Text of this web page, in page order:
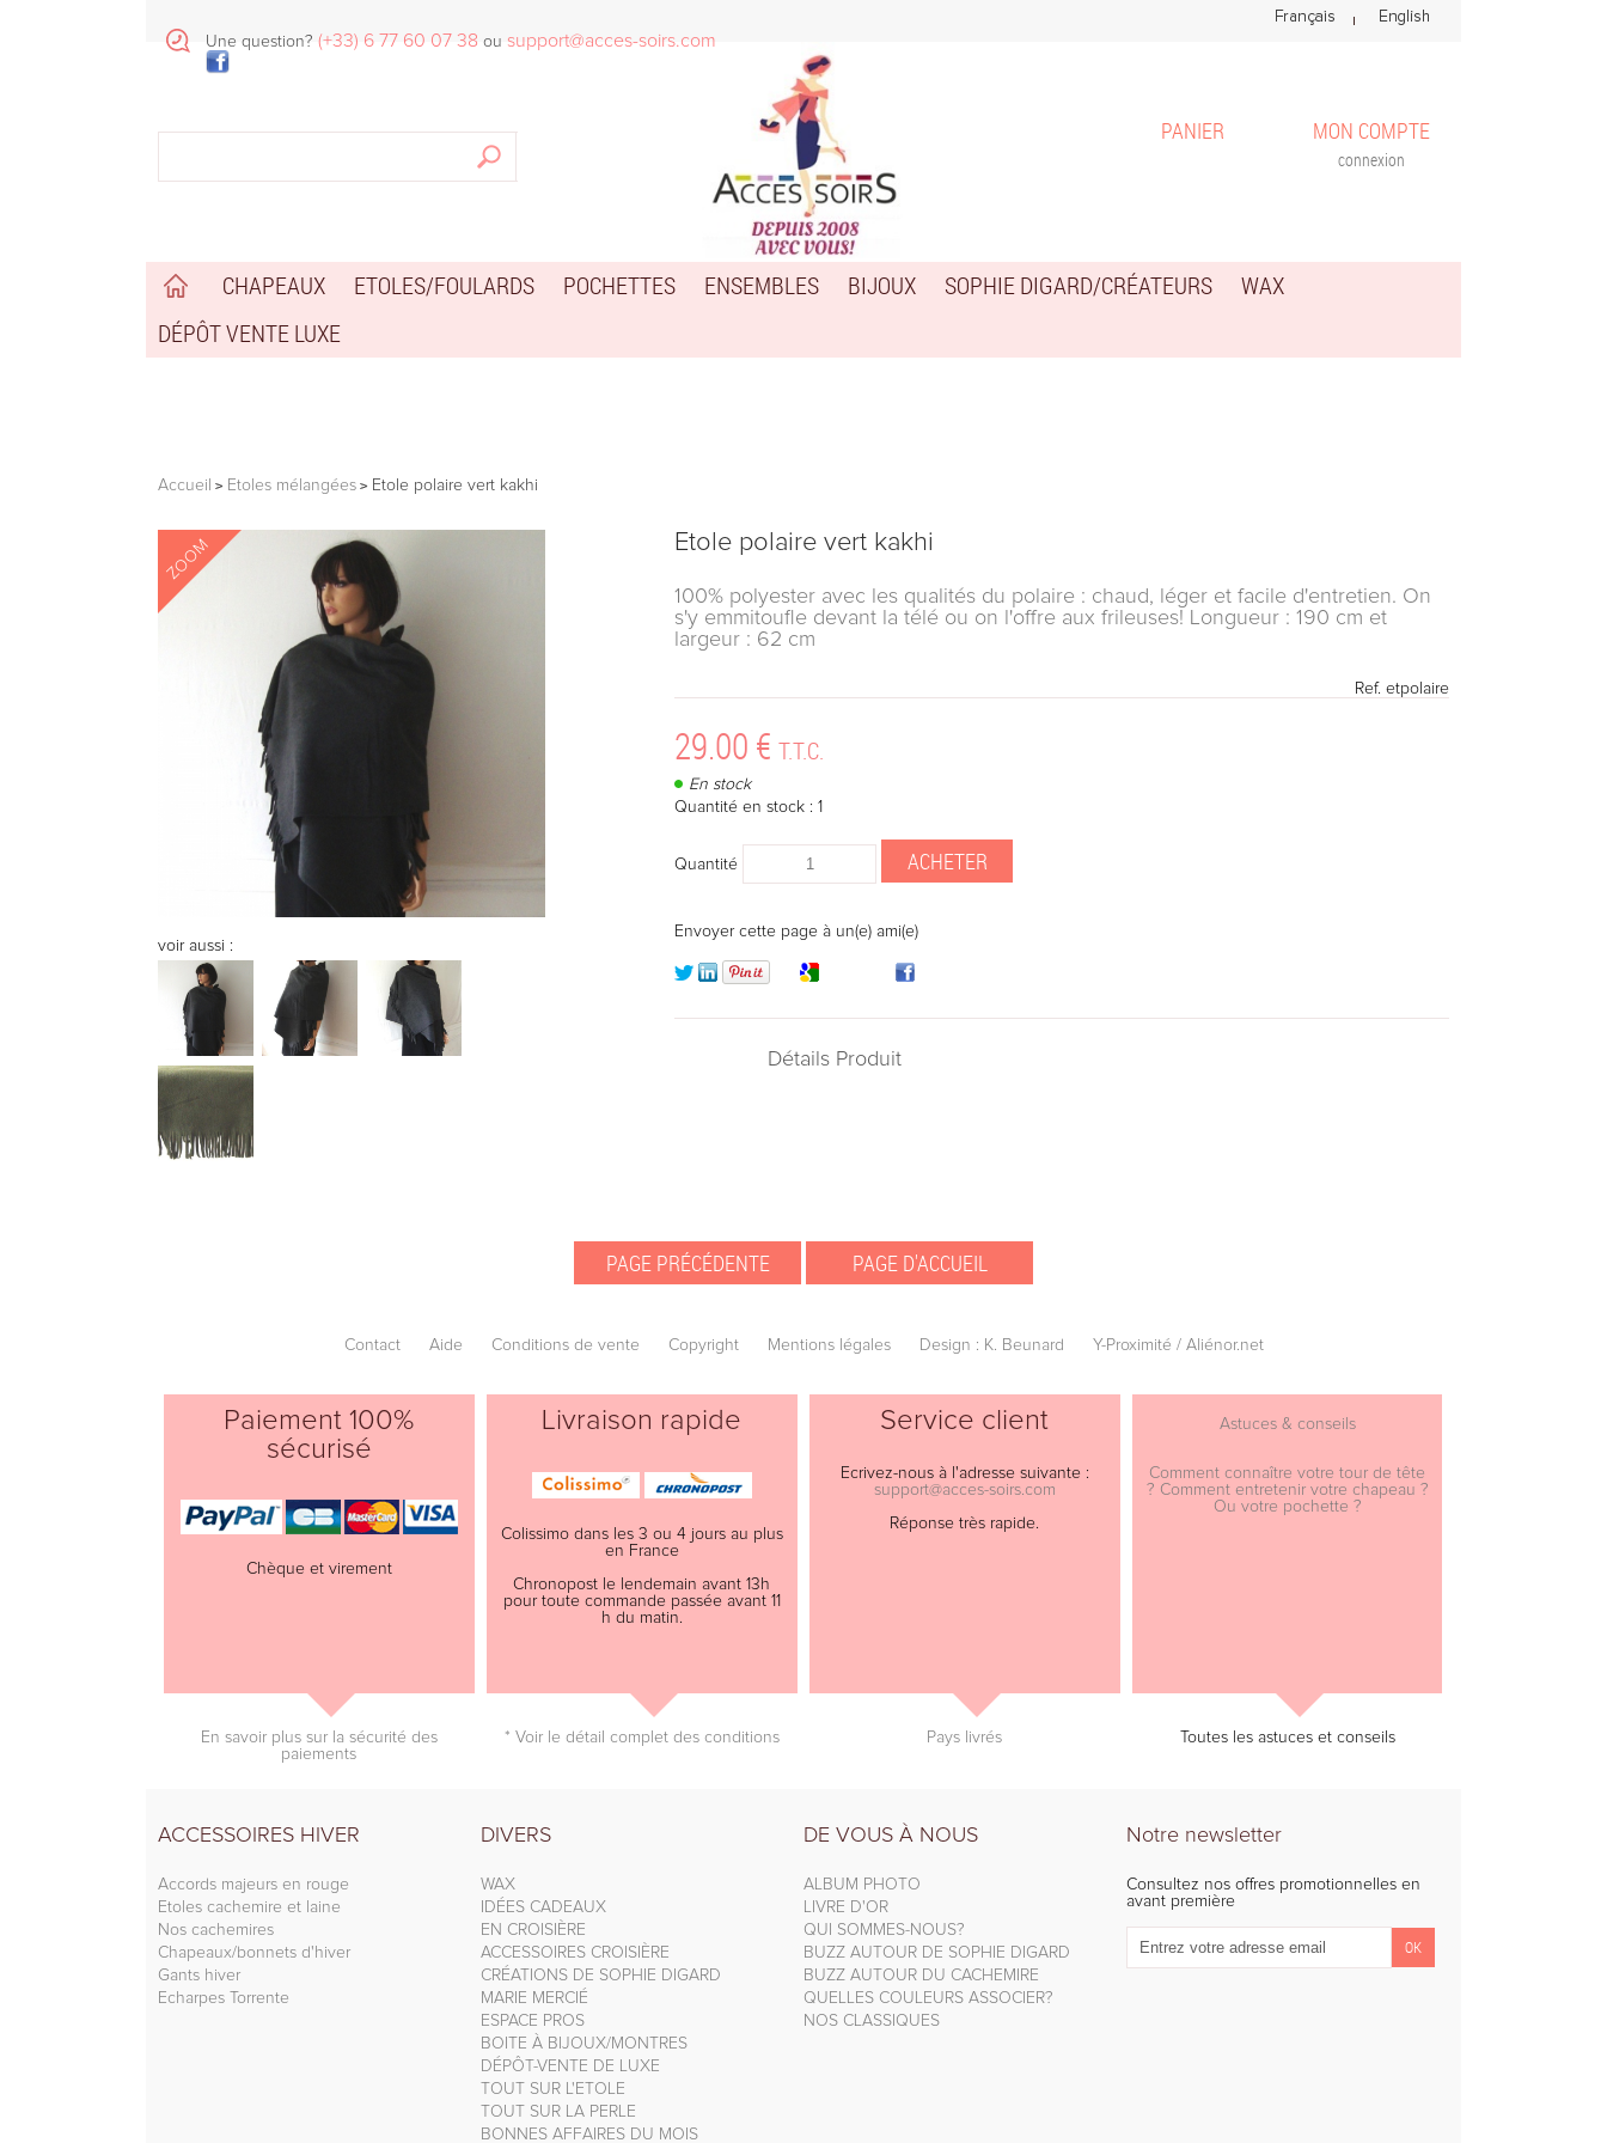
MON COMPTE
connexion
PANIER
CHAPEAUX ETOLES/FOULARDS POCHETTES ENSEMBLES BIJOUX SOPHIE DIGARD/CRÉATEURS
WAX
DÉPÔT VENTE LUXE
Accueil Etoles mélangées Etole polaire vert kakhi
ZOOM
voir aussi :
Etole polaire vert kakhi
100% polyester avec les qualités du polaire : chaud, léger et facile d'entretien. On
s'y emmitoufle devant la télé ou on l'offre aux frileuses! Longueur : 190 cm et
largeur : 62 cm
Ref. etpolaire
29.00 € T.T.C.
En stock
Quantité en stock : 1
Quantité
Envoyer cette page à un(e) ami(e)
Détails Produit
Contact Aide Conditions de vente Copyright Mentions légales Design : K. Beunard Y-Proximité / Aliénor.net
Paiement 100%
sécurisé
Chèque et virement
En savoir plus sur la sécurité des
paiements
Livraison rapide
Colissimo dans les 3 ou 4 jours au plus
en France
Chronopost le lendemain avant 13h
pour toute commande passée avant 11
h du matin.
* Voir le détail complet des conditions
Service client
Ecrivez-nous à l'adresse suivante :
support@acces-soirs.com
Réponse très rapide.
Pays livrés
Astuces & conseils
Comment connaître votre tour de tête
? Comment entretenir votre chapeau ?
Ou votre pochette ?
Toutes les astuces et conseils
ACCESSOIRES HIVER
Accords majeurs en rouge
Etoles cachemire et laine
Nos cachemires
Chapeaux/bonnets d'hiver
Gants hiver
Echarpes Torrente
DIVERS
WAX
IDÉES CADEAUX
EN CROISIÈRE
ACCESSOIRES CROISIÈRE
CRÉATIONS DE SOPHIE DIGARD
MARIE MERCIÉ
ESPACE PROS
BOITE À BIJOUX/MONTRES
DÉPÔT-VENTE DE LUXE
TOUT SUR L'ETOLE
TOUT SUR LA PERLE
BONNES AFFAIRES DU MOIS
DE VOUS À NOUS
ALBUM PHOTO
LIVRE D'OR
QUI SOMMES-NOUS?
BUZZ AUTOUR DE SOPHIE DIGARD
BUZZ AUTOUR DU CACHEMIRE
QUELLES COULEURS ASSOCIER?
NOS CLASSIQUES
Notre newsletter
Consultez nos offres promotionnelles en
avant première
Une question? (+33) 6 77 60 07 38 ou support@acces-soirs.com